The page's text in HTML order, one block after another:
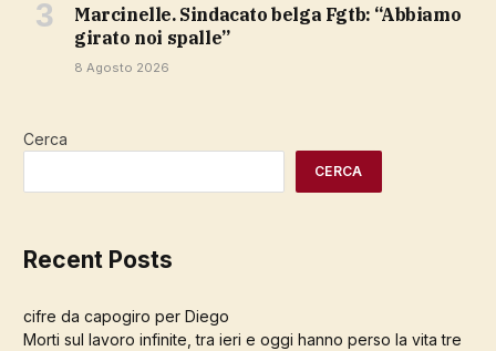
Marcinelle. Sindacato belga Fgtb: “Abbiamo
girato noi spalle”
8 Agosto 2026
Cerca
CERCA
Recent Posts
cifre da capogiro per Diego
Morti sul lavoro infinite, tra ieri e oggi hanno perso la vita tre